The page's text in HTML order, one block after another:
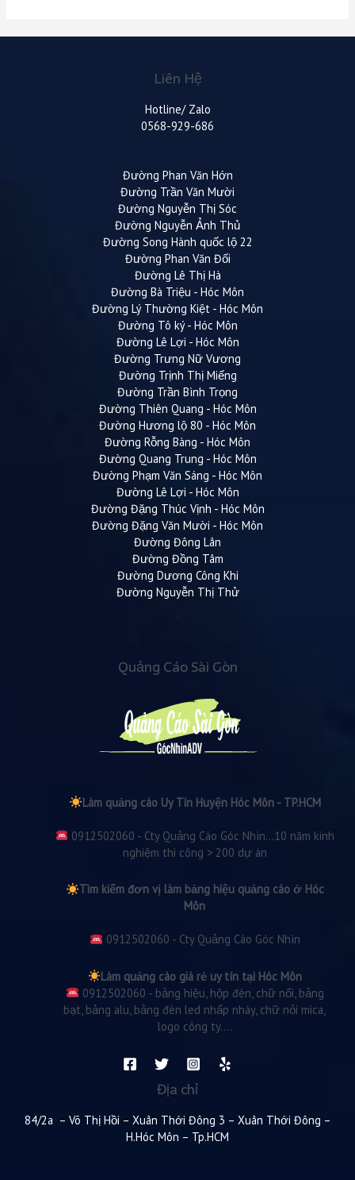
Liên Hệ
Hotline/ Zalo
0568-929-686
Đường Phan Văn Hớn
Đường Trần Văn Mười
Đường Nguyễn Thị Sóc
Đường Nguyễn Ảnh Thủ
Đường Song Hành quốc lộ 22
Đường Phan Văn Đối
Đường Lê Thị Hà
Đường Bà Triệu - Hóc Môn
Đường Lý Thường Kiệt - Hóc Môn
Đường Tô ký - Hóc Môn
Đường Lê Lợi - Hóc Môn
Đường Trưng Nữ Vương
Đường Trịnh Thị Miếng
Đường Trần Bình Trọng
Đường Thiên Quang - Hóc Môn
Đường Hương lộ 80 - Hóc Môn
Đường Rỗng Bàng - Hóc Môn
Đường Quang Trung - Hóc Môn
Đường Phạm Văn Sáng - Hóc Môn
Đường Lê Lợi - Hóc Môn
Đường Đặng Thúc Vịnh - Hóc Môn
Đường Đặng Văn Mười - Hóc Môn
Đường Đông Lân
Đường Đồng Tâm
Đường Dương Công Khi
Đường Nguyễn Thị Thử
Quảng Cáo Sài Gòn
Làm quảng cáo Uy Tín Huyện Hóc Môn - TP.HCM
0912502060 - Cty Quảng Cáo Góc Nhìn...10 năm kinh
nghiệm thi công > 200 dự án
Tìm kiếm đơn vị làm bảng hiệu quảng cáo ở Hóc
Môn
0912502060 - Cty Quảng Cáo Góc Nhìn
Làm quảng cáo giá rẻ uy tín tại Hóc Môn
0912502060 - bảng hiệu, hộp đèn, chữ nổi, bảng
bạt, bảng alu, bảng đèn led nhấp nháy, chữ nỏi mica,
logo công ty....
Địa chỉ
84/2a – Võ Thị Hồi – Xuân Thới Đông 3 – Xuân Thới Đông –
H.Hóc Môn – Tp.HCM